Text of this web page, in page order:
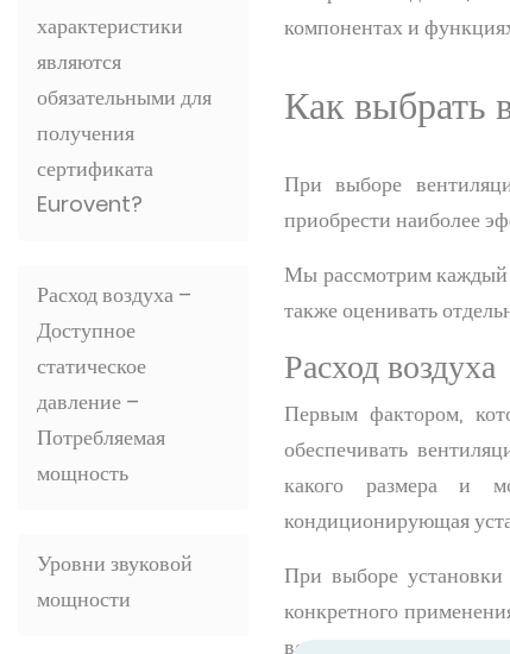
характеристики
являются
обязательными для
получения
сертификата
Eurovent?
Расход воздуха –
Доступное
статическое
давление –
Потребляемая
мощность
Уровни звуковой
мощности
компонентах и
Как выбрать
При выборе
приобрести наиболее
Мы рассмотрим каждый
также оценивать
Расход воздуха
Первым фактором,
обеспечивать
какого размера и
кондиционирующая
При выборе установки
конкретного
воздуха в